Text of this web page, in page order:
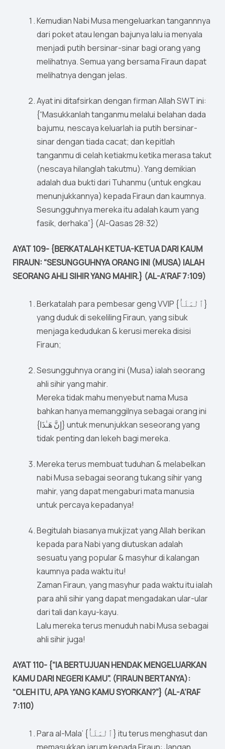
Kemudian Nabi Musa mengeluarkan tangannnya
dari poket atau lengan bajunya lalu ia menyala
menjadi putih bersinar-sinar bagi orang yang
melihatnya. Semua yang bersama Firaun dapat
melihatnya dengan jelas.
Ayat ini ditafsirkan dengan firman Allah SWT ini:
{“Masukkanlah tanganmu melalui belahan dada
bajumu, nescaya keluarlah ia putih bersinar-
sinar dengan tiada cacat; dan kepitlah
tanganmu di celah ketiakmu ketika merasa takut
(nescaya hilanglah takutmu). Yang demikian
adalah dua bukti dari Tuhanmu (untuk engkau
menunjukkannya) kepada Firaun dan kaumnya.
Sesungguhnya mereka itu adalah kaum yang
fasik, derhaka”} (Al-Qasas 28:32)
AYAT 109- {BERKATALAH KETUA-KETUA DARI KAUM
FIRAUN: “SESUNGGUHNYA ORANG INI (MUSA) IALAH
SEORANG AHLI SIHIR YANG MAHIR.} (AL-A’RAF 7:109)
Berkatalah para pembesar geng VVIP {ٱلْمَلَأُ}
yang duduk di sekeliling Firaun, yang sibuk
menjaga kedudukan & kerusi mereka disisi
Firaun;
Sesungguhnya orang ini (Musa) ialah seorang
ahli sihir yang mahir.
Mereka tidak mahu menyebut nama Musa
bahkan hanya memanggilnya sebagai orang ini
{إِنَّ هَـٰذَا} untuk menunjukkan seseorang yang
tidak penting dan lekeh bagi mereka.
Mereka terus membuat tuduhan & melabelkan
nabi Musa sebagai seorang tukang sihir yang
mahir, yang dapat mengaburi mata manusia
untuk percaya kepadanya!
Begitulah biasanya mukjizat yang Allah berikan
kepada para Nabi yang diutuskan adalah
sesuatu yang popular & masyhur di kalangan
kaumnya pada waktu itu!
Zaman Firaun, yang masyhur pada waktu itu ialah
para ahli sihir yang dapat mengadakan ular-ular
dari tali dan kayu-kayu.
Lalu mereka terus menuduh nabi Musa sebagai
ahli sihir juga!
AYAT 110- {“IA BERTUJUAN HENDAK MENGELUARKAN
KAMU DARI NEGERI KAMU”. (FIRAUN BERTANYA):
“OLEH ITU, APA YANG KAMU SYORKAN?”} (AL-A’RAF
7:110)
Para al-Mala’ {ٱلْمَلَأُ} itu terus menghasut dan